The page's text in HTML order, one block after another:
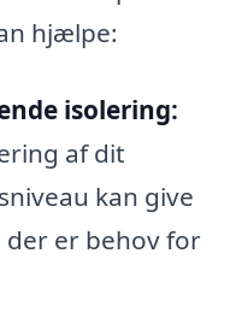
hjælpe:
isolering:
af dit
kan give
er behov for